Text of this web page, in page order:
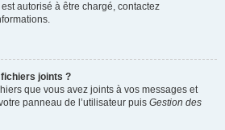
autorisé à être chargé, contactez
joints ?
que vous avez joints à vos messages et
panneau de l’utilisateur puis Gestion des